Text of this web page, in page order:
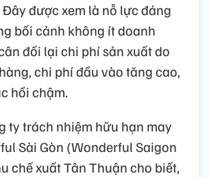
được xem là nỗ lực đáng
bối cảnh không ít doanh
đối lại chi phí sản xuất do
chi phí đầu vào tăng cao,
hồi chậm.
ty trách nhiệm hữu hạn may
Sài Gòn (Wonderful Saigon
chế xuất Tân Thuận cho biết,